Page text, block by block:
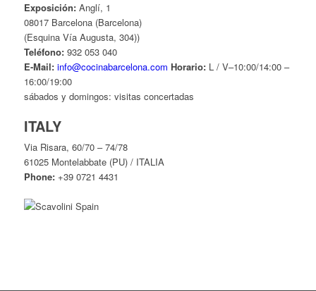
Exposición:Anglí, 1
08017 Barcelona (Barcelona)
(Esquina Vía Augusta, 304))
Teléfono:932 053 040
E-Mail: info@cocinabarcelona.com Horario:L / V–10:00/14:00 –
16:00/19:00
sábados y domingos: visitas concertadas
ITALY
Via Risara, 60/70 – 74/78
61025 Montelabbate (PU) / ITALIA
Phone:+39 0721 4431